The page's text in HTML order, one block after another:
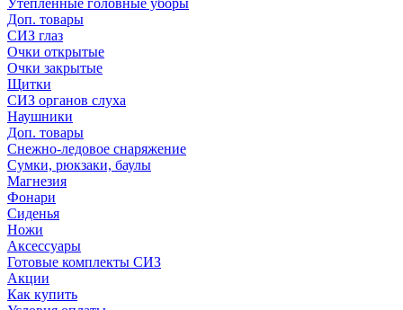
Утеплённые головные уборы
Доп. товары
СИЗ глаз
Очки открытые
Очки закрытые
Щитки
СИЗ органов слуха
Наушники
Доп. товары
Снежно-ледовое снаряжение
Сумки, рюкзаки, баулы
Магнезия
Фонари
Сиденья
Ножи
Аксессуары
Готовые комплекты СИЗ
Акции
Как купить